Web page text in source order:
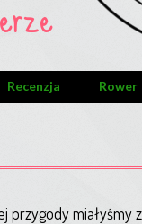
Recenzja Rower
przygody miałyśmy